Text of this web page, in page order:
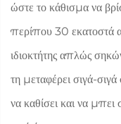
ώστε το κάθισμα να
περίπου 30 εκατοστά
ιδιοκτήτης απλώς
τη μεταφέρει σιγά-
να καθίσει και να μπει